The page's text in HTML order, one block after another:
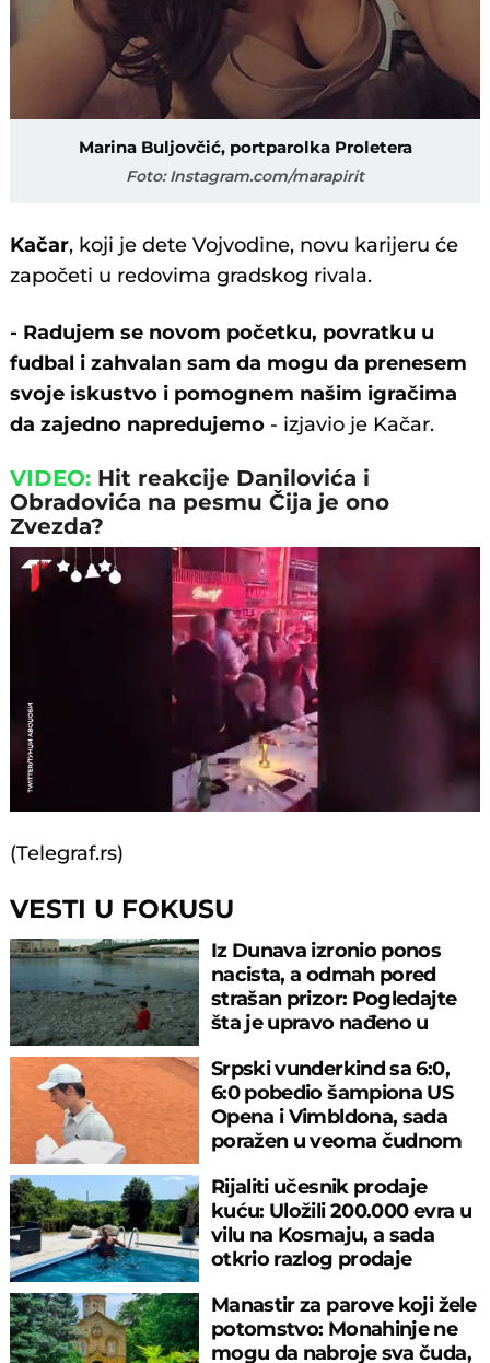
Marina Buljovčić, portparolka Proletera
Foto: Instagram.com/marapirit
Kačar, koji je dete Vojvodine, novu karijeru će
započeti u redovima gradskog rivala.
- Radujem se novom početku, povratku u
fudbal i zahvalan sam da mogu da prenesem
svoje iskustvo i pomognem našim igračima
da zajedno napredujemo - izjavio je Kačar.
VIDEO: Hit reakcije Danilovića i
Obradovića na pesmu Čija je ono
Zvezda?
Loaded:
100.00%
(Telegraf.rs)
VESTI U FOKUSU
Iz Dunava izronio ponos
nacista, a odmah pored
strašan prizor: Pogledajte
šta je upravo nađeno u
Srpski vunderkind sa 6:0,
6:0 pobedio šampiona US
Opena i Vimbldona, sada
poražen u veoma čudnom
Rijaliti učesnik prodaje
kuću: Uložili 200.000 evra u
vilu na Kosmaju, a sada
otkrio razlog prodaje
Manastir za parove koji žele
potomstvo: Monahinje ne
mogu da nabroje sva čuda,